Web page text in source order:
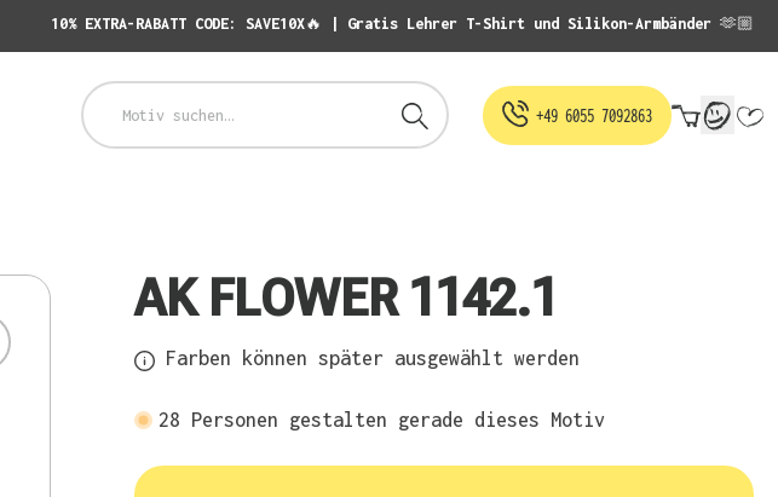
10% EXTRA-RABATT CODE: SAVE10X🔥 | Gratis Lehrer T-Shirt und Silikon-Armbänder 🫶🏼
+49 6055 7092863
AK FLOWER 1142.1
Farben können später ausgewählt werden
28 Personen gestalten gerade dieses Motiv